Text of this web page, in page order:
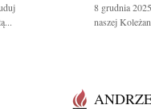
8 grudnia
naszej